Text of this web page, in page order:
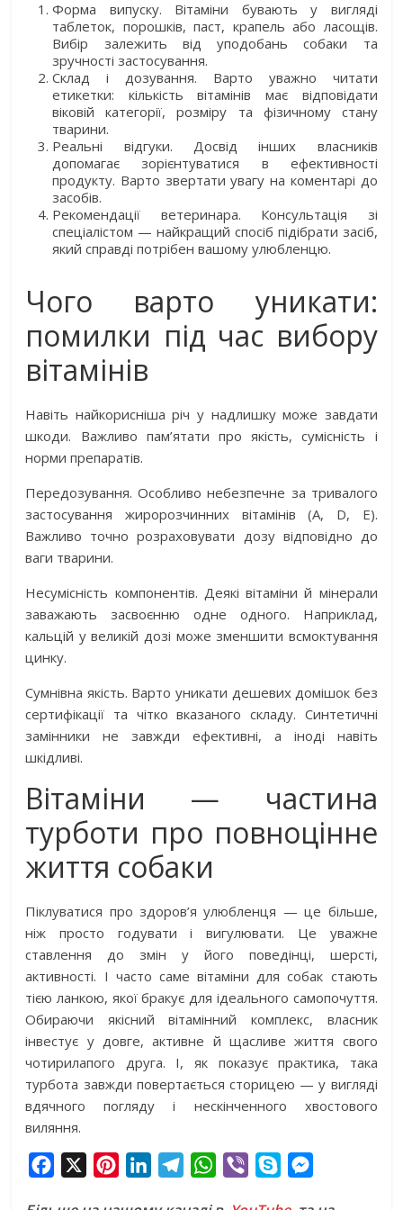
Форма випуску. Вітаміни бувають у вигляді
таблеток, порошків, паст, крапель або ласощів.
Вибір залежить від уподобань собаки та
зручності застосування.
Склад і дозування. Варто уважно читати
етикетки: кількість вітамінів має відповідати
віковій категорії, розміру та фізичному стану
тварини.
Реальні відгуки. Досвід інших власників
допомагає зорієнтуватися в ефективності
продукту. Варто звертати увагу на коментарі до
засобів.
Рекомендації ветеринара. Консультація зі
спеціалістом — найкращий спосіб підібрати засіб,
який справді потрібен вашому улюбленцю.
Чого варто уникати:
помилки під час вибору
вітамінів
Навіть найкорисніша річ у надлишку може завдати
шкоди. Важливо пам’ятати про якість, сумісність і
норми препаратів.
Передозування. Особливо небезпечне за тривалого
застосування жиророзчинних вітамінів (A, D, E).
Важливо точно розраховувати дозу відповідно до
ваги тварини.
Несумісність компонентів. Деякі вітаміни й мінерали
заважають засвоєнню одне одного. Наприклад,
кальцій у великій дозі може зменшити всмоктування
цинку.
Сумнівна якість. Варто уникати дешевих домішок без
сертифікації та чітко вказаного складу. Синтетичні
замінники не завжди ефективні, а іноді навіть
шкідливі.
Вітаміни — частина
турботи про повноцінне
життя собаки
Піклуватися про здоров’я улюбленця — це більше,
ніж просто годувати і вигулювати. Це уважне
ставлення до змін у його поведінці, шерсті,
активності. І часто саме вітаміни для собак стають
тією ланкою, якої бракує для ідеального самопочуття.
Обираючи якісний вітамінний комплекс, власник
інвестує у довге, активне й щасливе життя свого
чотирилапого друга. І, як показує практика, така
турбота завжди повертається сторицею — у вигляді
вдячного погляду і нескінченного хвостового
виляння.
W